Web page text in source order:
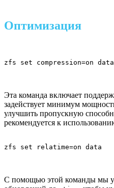
Оптимизация
zfs set compression=on data
Эта команда включает
задействует минимум
улучшить пропускную
рекомендуется к
zfs set relatime=on data
С помощью этой команды мы